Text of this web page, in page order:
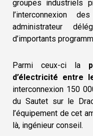
groupes industriels
l’interconnexion
administrateur
d’importants
Parmi ceux-ci la
d’électricité entre
interconnexion 150
du Sautet sur le
l’équipement de cet
là, ingénieur conseil.